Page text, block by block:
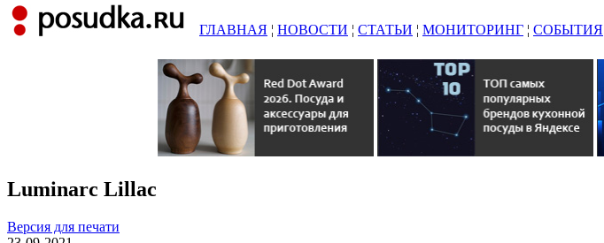
ГЛАВНАЯ ¦ НОВОСТИ ¦ СТАТЬИ ¦ МОНИТОРИНГ ¦ СОБЫТИЯ
Luminarc Lillac
Версия для печати